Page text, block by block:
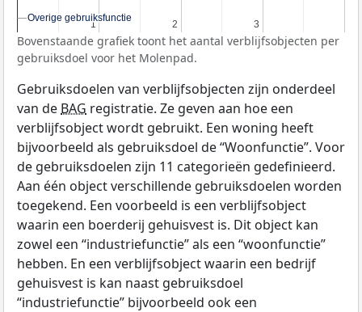
1
1 2
2 3
3
Overige gebruiksfunctie
Overige gebruiksfunctie
Bovenstaande grafiek toont het aantal verblijfsobjecten per
gebruiksdoel voor het Molenpad.
Gebruiksdoelen van verblijfsobjecten zijn onderdeel
van de BAG registratie. Ze geven aan hoe een
verblijfsobject wordt gebruikt. Een woning heeft
bijvoorbeeld als gebruiksdoel de “Woonfunctie”. Voor
de gebruiksdoelen zijn 11 categorieën gedefinieerd.
Aan één object verschillende gebruiksdoelen worden
toegekend. Een voorbeeld is een verblijfsobject
waarin een boerderij gehuisvest is. Dit object kan
zowel een “industriefunctie” als een “woonfunctie”
hebben. En een verblijfsobject waarin een bedrijf
gehuisvest is kan naast gebruiksdoel
“industriefunctie” bijvoorbeeld ook een